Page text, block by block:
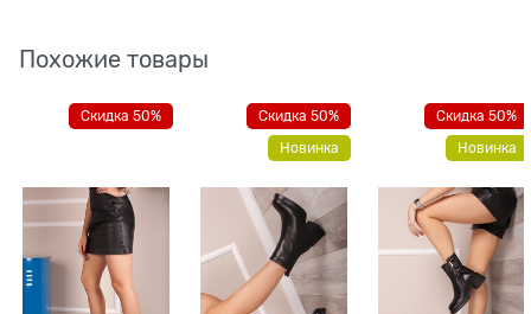
Похожие товары
Скидка 50%
Скидка 50%
Новинка
Скидка 50%
Новинка